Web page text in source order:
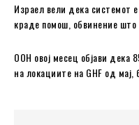
Израел вели дека системот
краде помош, обвинение што
ООН овој месец објави дека
на локациите на GHF од мај,